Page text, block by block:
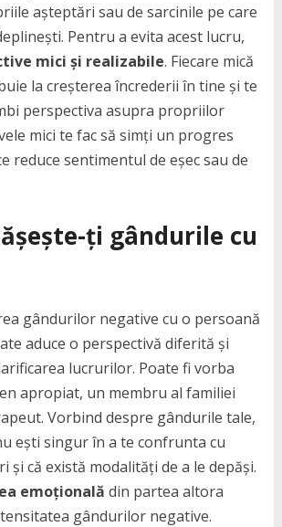
așteptări sau de sarcinile pe care
Pentru a evita acest lucru,
mici și realizabile. Fiecare mică
la creșterea încrederii în tine și te
perspectiva asupra propriilor
mici te fac să simți un progres
reduce sentimentul de eșec sau de
ți gândurile cu
gândurilor negative cu o persoană
aduce o perspectivă diferită și
lucrurilor. Poate fi vorba
apropiat, un membru al familiei
Vorbind despre gândurile tale,
ești singur în a te confrunta cu
și că există modalități de a le depăși.
emoțională din partea altora
gândurilor negative.